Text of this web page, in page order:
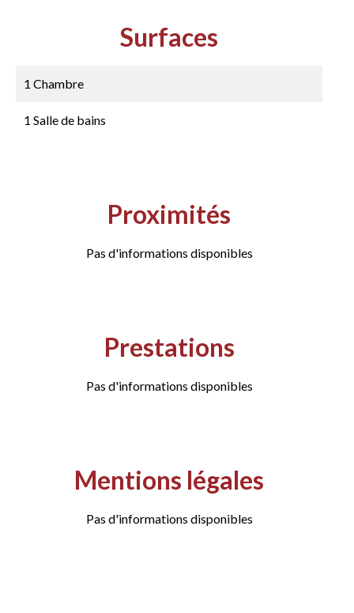
Surfaces
1 Chambre
1 Salle de bains
Proximités
Pas d'informations disponibles
Prestations
Pas d'informations disponibles
Mentions légales
Pas d'informations disponibles